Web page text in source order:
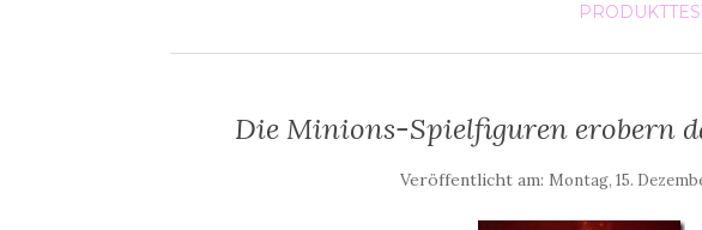
Die Minions-Spielfiguren erobern
Veröffentlicht am: Montag, 15.